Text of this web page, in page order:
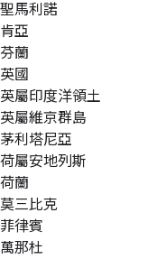
聖馬利諾
肯亞
芬蘭
英國
英屬印度洋領土
英屬維京群島
茅利塔尼亞
荷屬安地列斯
荷蘭
莫三比克
菲律賓
萬那杜